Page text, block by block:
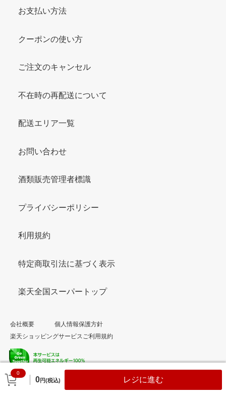
0
0円(税込) レジに進む
お支払い方法
クーポンの使い方
ご注文のキャンセル
不在時の再配送について
配送エリア一覧
お問い合わせ
酒類販売管理者標識
プライバシーポリシー
利用規約
特定商取引法に基づく表示
楽天全国スーパートップ
会社概要
個人情報保護方針
楽天ショッピングサービスご利用規約
© Rakuten Group, Inc.